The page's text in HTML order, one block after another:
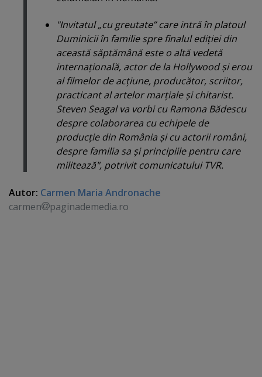
"Invitatul „cu greutate” care intră în platoul
Duminicii în familie spre finalul ediţiei din
această săptămână este o altă vedetă
internaţională, actor de la Hollywood şi erou
al filmelor de acţiune, producător, scriitor,
practicant al artelor marţiale şi chitarist.
Steven Seagal va vorbi cu Ramona Bădescu
despre colaborarea cu echipele de
producţie din România şi cu actorii români,
despre familia sa şi principiile pentru care
militează", potrivit comunicatului TVR.
Autor: Carmen Maria Andronache
carmen
paginademedia.ro